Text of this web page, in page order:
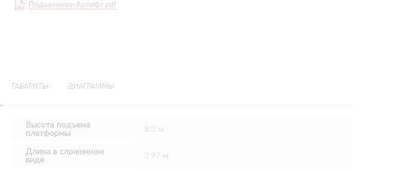
Подъемники Арлифт.pdf
ГАБАРИТЫ ДИАГРАММЫ
Высота подъема
платформы
8.3 м
Длина в сложенном
виде
2.97 м